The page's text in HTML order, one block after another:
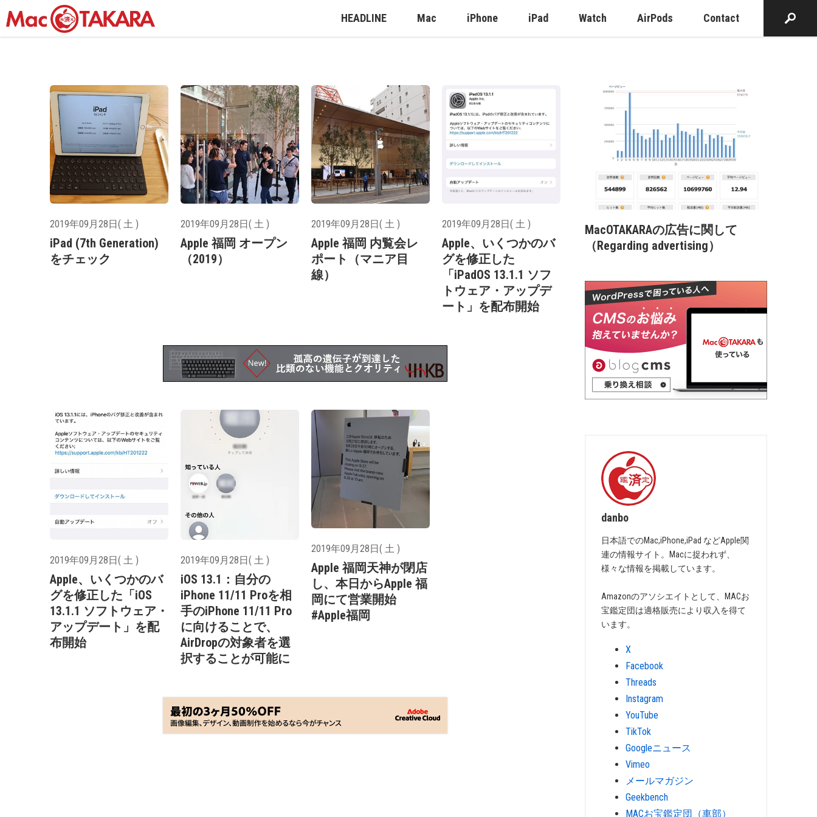
HEADLINE Mac iPhone iPad Watch AirPods Contact
2019年09月28日( 土 )
iPad (7th Generation)
をチェック
2019年09月28日( 土 )
Apple 福岡 オープン
（2019）
2019年09月28日( 土 )
Apple 福岡 内覧会レ
ポート（マニア目
線）
2019年09月28日( 土 )
Apple、いくつかのバ
グを修正した
「iPadOS 13.1.1 ソフ
トウェア・アップデ
ート」を配布開始
2019年09月28日( 土 )
Apple、いくつかのバ
グを修正した「iOS
13.1.1 ソフトウェア・
アップデート」を配
布開始
2019年09月28日( 土 )
iOS 13.1：自分の
iPhone 11/11 Proを相
手のiPhone 11/11 Pro
に向けることで、
AirDropの対象者を選
択することが可能に
2019年09月28日( 土 )
Apple 福岡天神が閉店
し、本日からApple 福
岡にて営業開始
#Apple福岡
MacOTAKARAの広告に関して
（Regarding advertising）
danbo
日本語でのMac,iPhone,iPad などApple関
連の情報サイト。Macに捉われず、
様々な情報を掲載しています。
Amazonのアソシエイトとして、MACお
宝鑑定団は適格販売により収入を得て
います。
X
Facebook
Threads
Instagram
YouTube
TikTok
Googleニュース
Vimeo
メールマガジン
Geekbench
MACお宝鑑定団（車部）